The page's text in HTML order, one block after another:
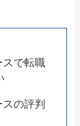
スで転職
の評判